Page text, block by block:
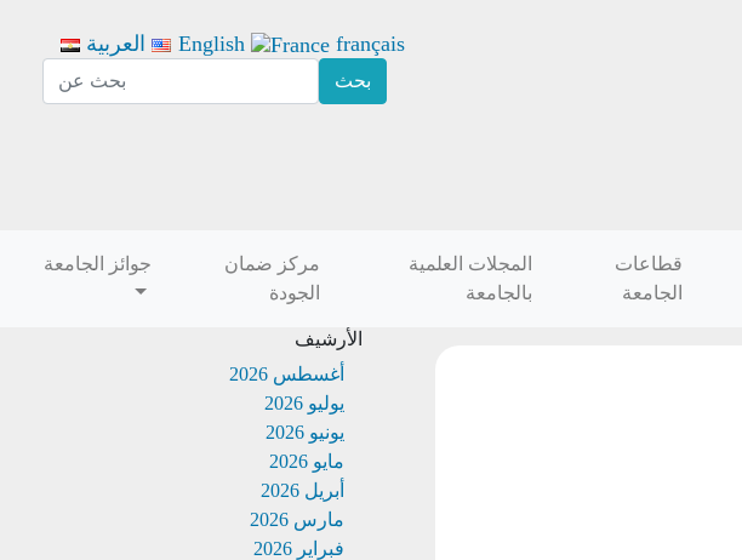
قطاعات
الجامعة
المجلات العلمية
بالجامعة
مركز ضمان
الجودة
جوائز الجامعة
الأرشيف
أغسطس 2026
يوليو 2026
يونيو 2026
مايو 2026
أبريل 2026
مارس 2026
فبراير 2026
العربية English français